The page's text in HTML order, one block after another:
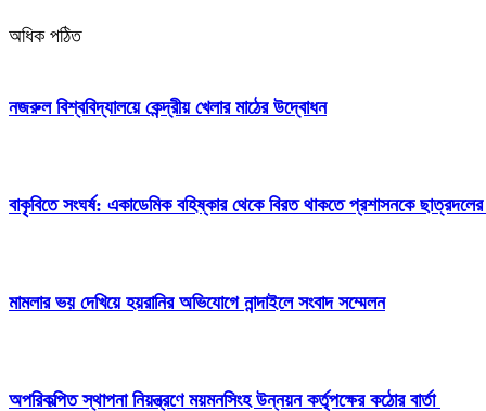
অধিক পঠিত
নজরুল বিশ্ববিদ্যালয়ে কেন্দ্রীয় খেলার মাঠের উদ্বোধন
বাকৃবিতে সংঘর্ষ: একাডেমিক বহিষ্কার থেকে বিরত থাকতে প্রশাসনকে
মামলার ভয় দেখিয়ে হয়রানির অভিযোগে নান্দাইলে সংবাদ সম্মেলন
অপরিকল্পিত স্থাপনা নিয়ন্ত্রণে ময়মনসিংহ উন্নয়ন কর্তৃপক্ষের কঠোর বার্তা